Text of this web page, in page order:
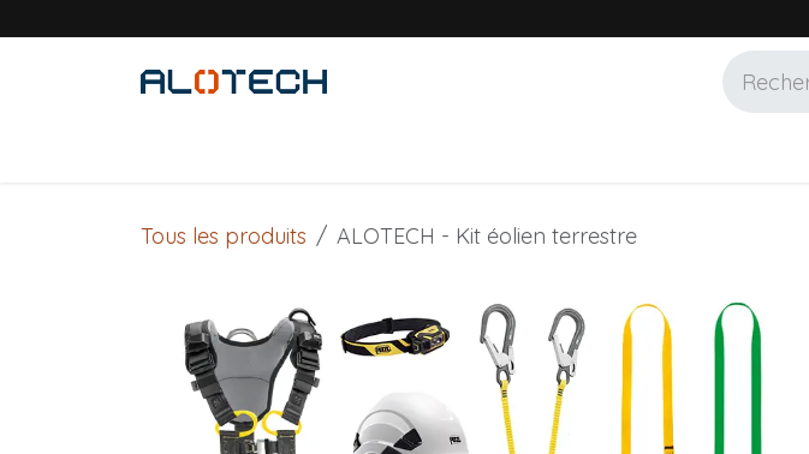
Tous les produits ALOTECH - Kit éolien terrestre